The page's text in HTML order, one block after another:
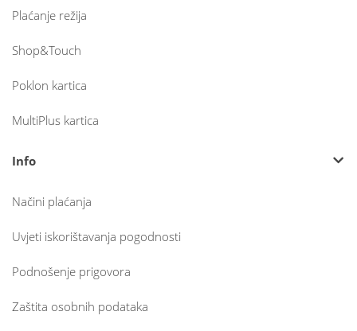
Plaćanje režija
Shop&Touch
Poklon kartica
MultiPlus kartica
Info
Načini plaćanja
Uvjeti iskorištavanja pogodnosti
Podnošenje prigovora
Zaštita osobnih podataka